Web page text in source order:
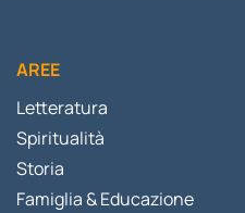
AREE
Letteratura
Spiritualità
Storia
Famiglia & Educazione